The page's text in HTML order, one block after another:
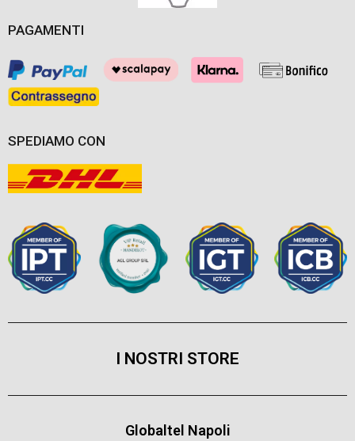
PAGAMENTI
SPEDIAMO CON
I NOSTRI STORE
Globaltel Napoli